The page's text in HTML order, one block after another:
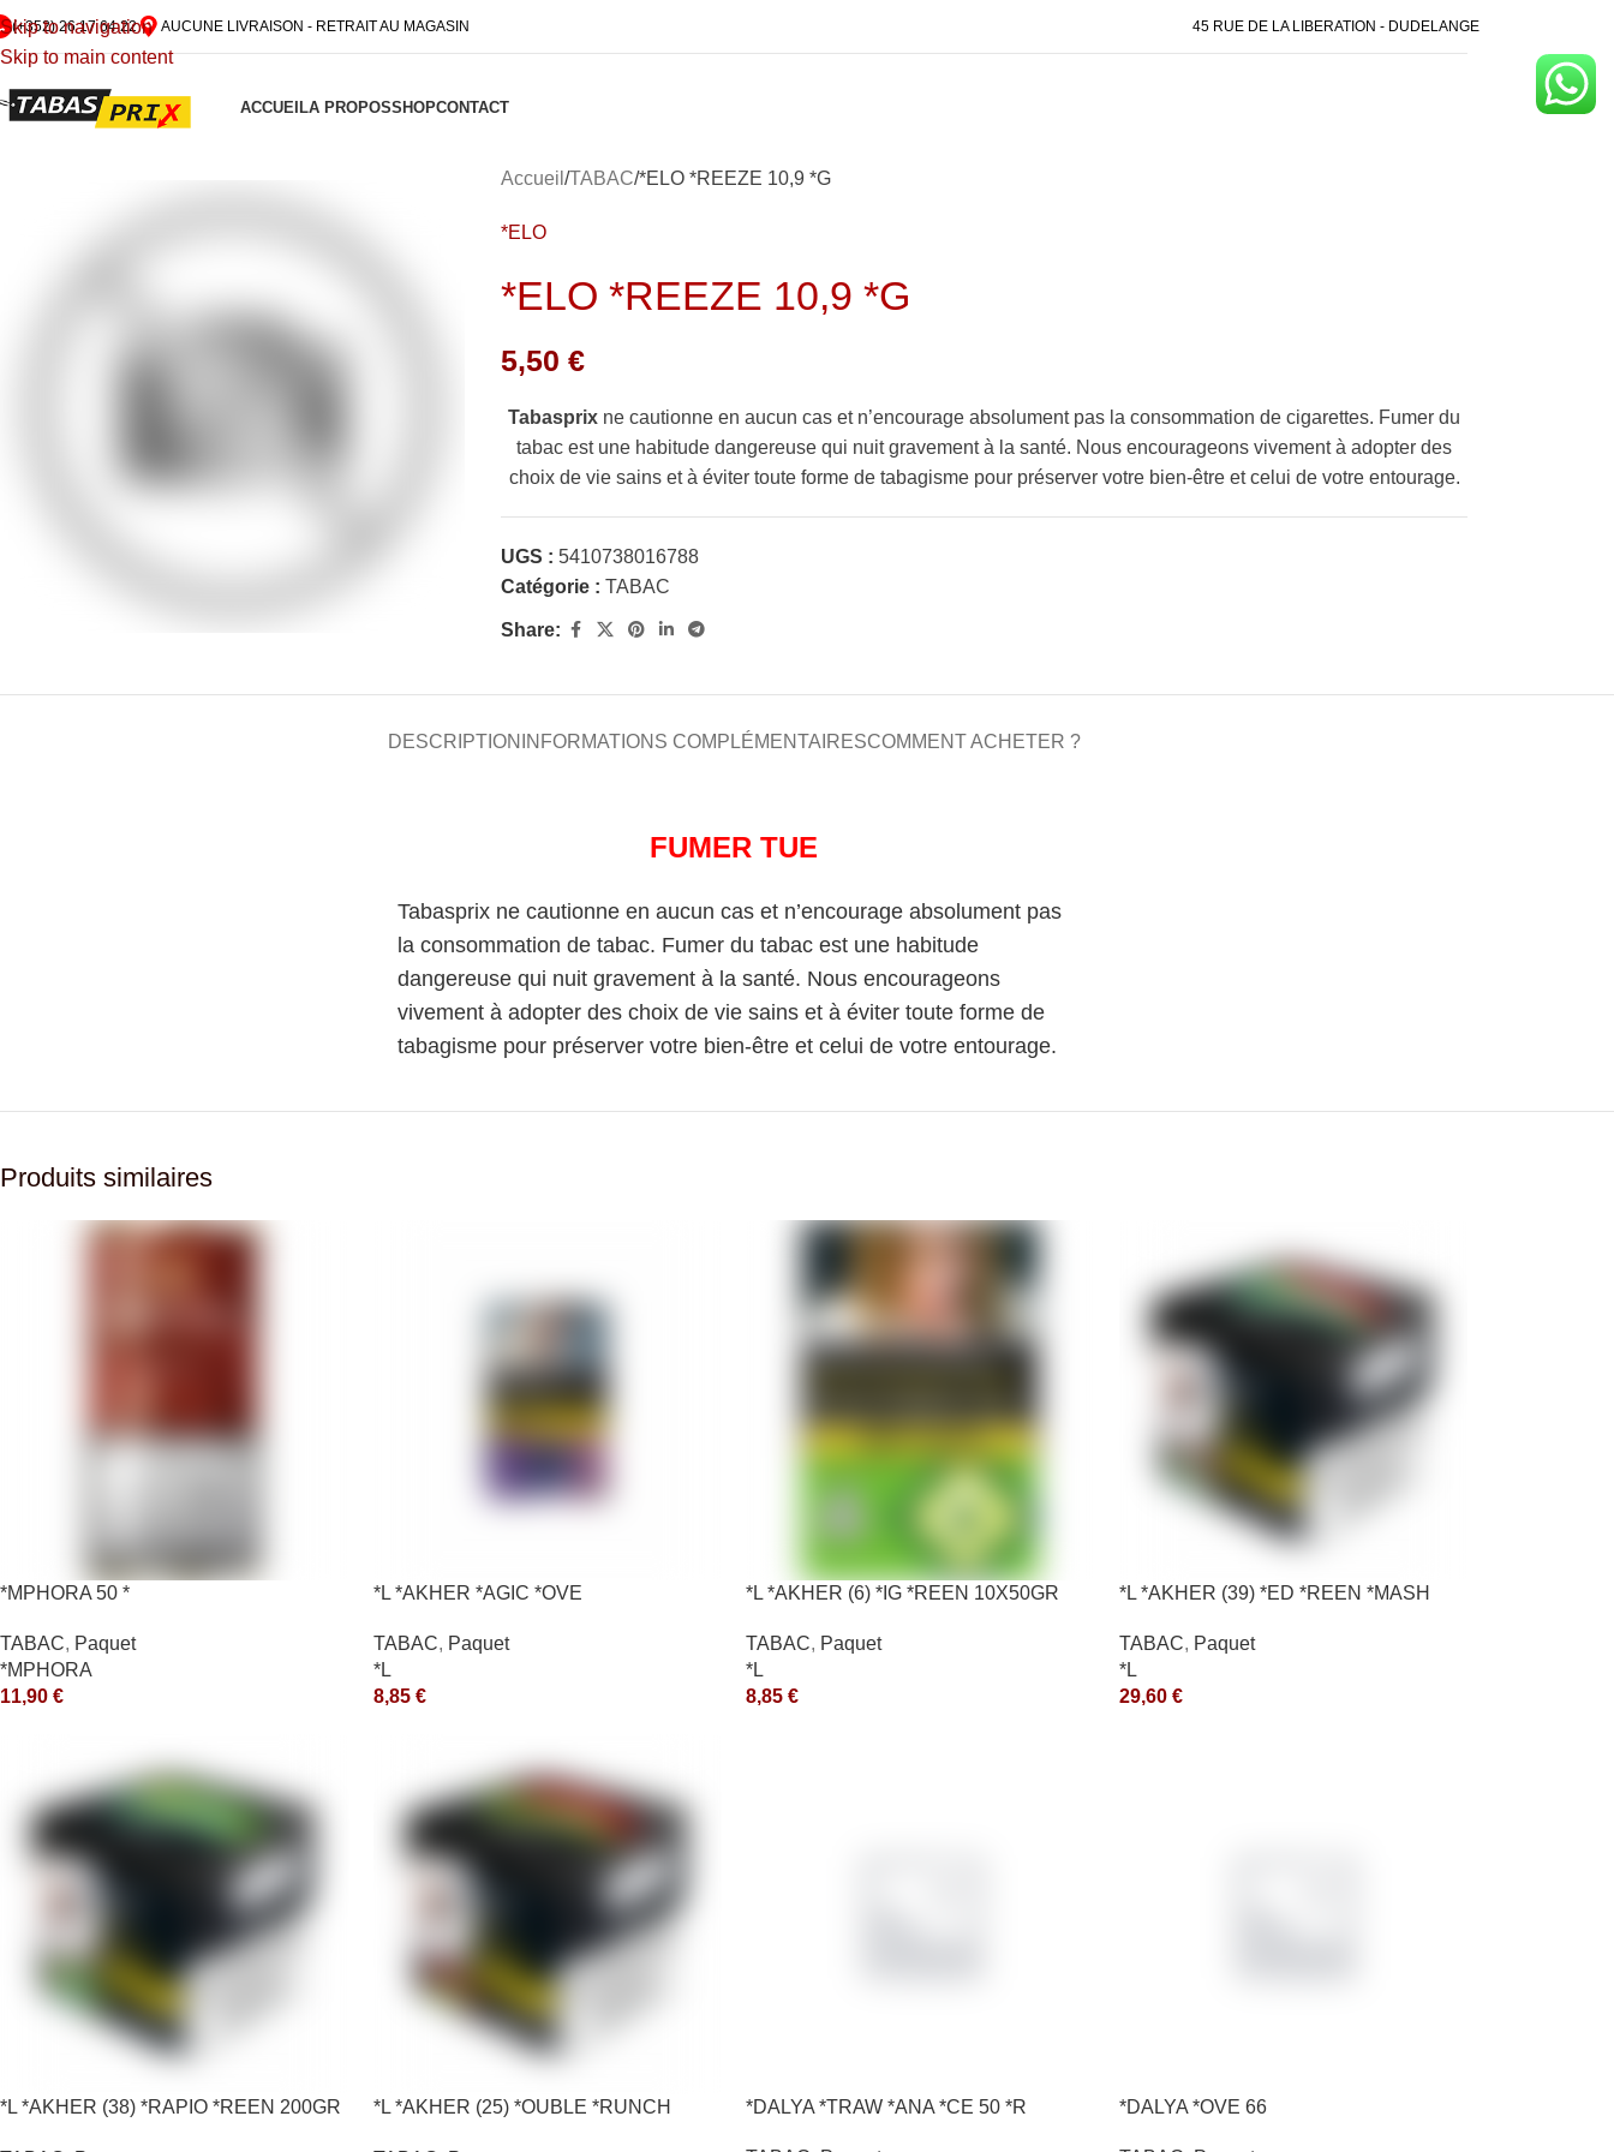
Skip to navigation
Skip to main content
(+352) 26 17 64 22 AUCUNE LIVRAISON - RETRAIT AU MAGASIN 45 RUE DE LA LIBERATION - DUDELANGE
ACCUEILA PROPOSSHOPCONTACT
Accueil TABAC *ELO *REEZE 10,9 *G
*ELO
*ELO *REEZE 10,9 *G
5,50€
Tabasprix ne cautionne en aucun cas et n’encourage absolument pas la consommation de cigarettes. Fumer du
tabac est une habitude dangereuse qui nuit gravement à la santé. Nous encourageons vivement à adopter des
choix de vie sains et à éviter toute forme de tabagisme pour préserver votre bien-être et celui de votre entourage.
UGS :5410738016788
Catégorie : TABAC
Share:
DESCRIPTION INFORMATIONS COMPLÉMENTAIRESCOMMENT ACHETER ?
FUMER TUE
Tabasprix ne cautionne en aucun cas et n’encourage absolument pas
la consommation de tabac. Fumer du tabac est une habitude
dangereuse qui nuit gravement à la santé. Nous encourageons
vivement à adopter des choix de vie sains et à éviter toute forme de
tabagisme pour préserver votre bien-être et celui de votre entourage.
Produits similaires
*MPHORA 50 *
TABAC, Paquet
*MPHORA
11,90 €
*L *AKHER *AGIC *OVE
TABAC, Paquet
*L
8,85 €
*L *AKHER (6) *IG *REEN 10X50GR
TABAC, Paquet
*L
8,85 €
*L *AKHER (39) *ED *REEN *MASH
TABAC, Paquet
*L
29,60 €
*L *AKHER (38) *RAPIO *REEN 200GR
*L *AKHER (25) *OUBLE *RUNCH
*DALYA *TRAW *ANA *CE 50 *R *DALYA *OVE 66